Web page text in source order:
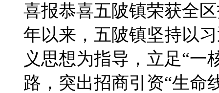
喜报恭喜五陂镇荣获全
年以来，五陂镇坚持以
义思想为指导，立足“一
路，突出招商引资“生命